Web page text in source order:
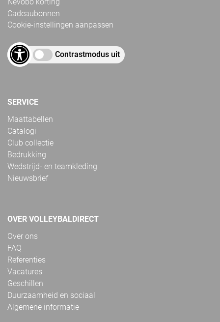
Cadeaubonnen
Cookie-instellingen aanpassen
Contrastmodus uit
SERVICE
Maattabellen
Catalogi
Club collectie
Bedrukking
Wedstrijd- en teamkleding
Nieuwsbrief
OVER VOLLEYBALDIRECT
Over ons
FAQ
Referenties
Vacatures
Geschillen
Duurzaamheid en sociaal
Algemene informatie